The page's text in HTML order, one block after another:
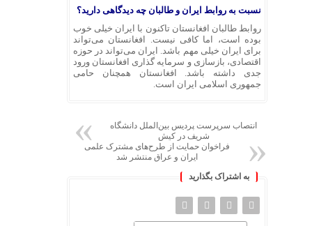
نسبت به روابط ایران و طالبان چه دیدگاهی دارید؟
روابط طالبان افغانستان تاکنون با ایران خیلی خوب
بوده است، اما کافی نیست. افغانستان می‌تواند
برای ایران خیلی مهم باشد. ایران می‌تواند در حوزه
اقتصادی، بازسازی و سرمایه گذاری افغانستان ورود
جدی داشته باشد. افغانستان همچنان حامی
جمهوری اسلامی ایران است.
انتصاب سرپرست پردیس بین‌الملل دانشگاه
شریف در کیش
فراخوان حمایت از طرح‌های مشترک علمی
ایران و عراق منتشر شد
به اشتراک بگذارید